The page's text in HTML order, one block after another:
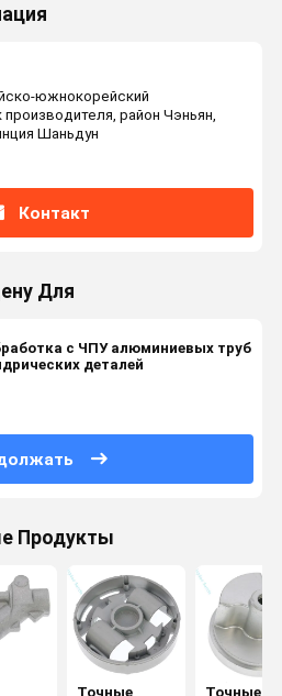
южнокорейский
район Чэньян,
Шаньдун
Контакт
Для
с ЧПУ алюминиевых труб
деталей
Продукты
Точные Точные